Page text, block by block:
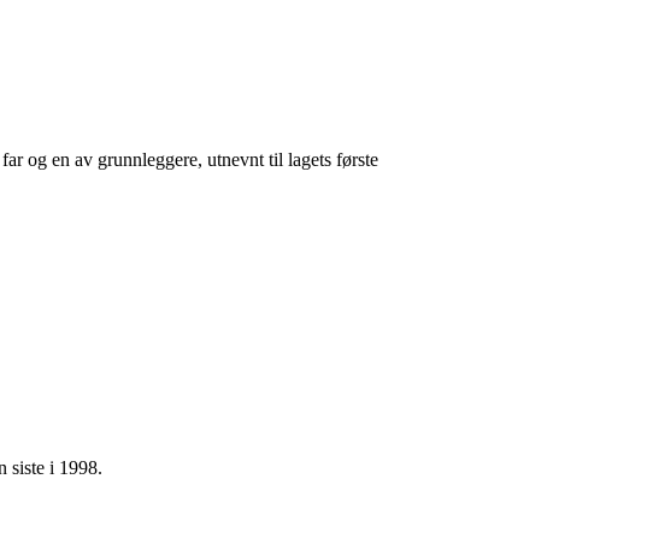
og en av grunnleggere, utnevnt til lagets første
siste i 1998.